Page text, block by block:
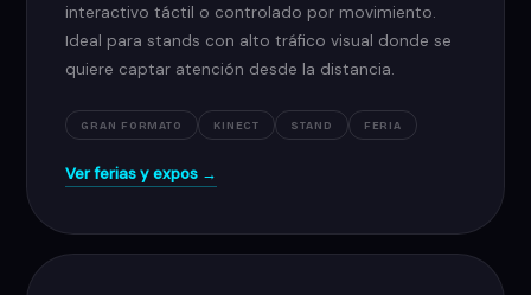
interactivo táctil o controlado por movimiento.
Ideal para stands con alto tráfico visual donde se
quiere captar atención desde la distancia.
GRAN FORMATO KINECT STAND FERIA
Ver ferias y expos →